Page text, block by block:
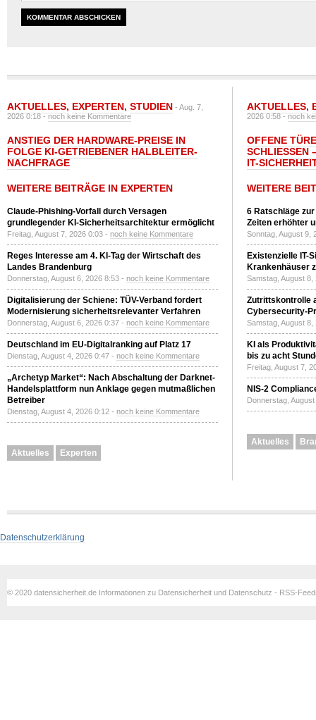
AKTUELLES, EXPERTEN, STUDIEN - Aug. 7,
2026 0:18 -noch keine Kommentare
ANSTIEG DER HARDWARE-PREISE IN
FOLGE KI-GETRIEBENER HALBLEITER-
NACHFRAGE
WEITERE BEITRÄGE IN EXPERTEN
Claude-Phishing-Vorfall durch Versagen
grundlegender KI-Sicherheitsarchitektur ermöglicht
Freitag, August 7, 2026 0:03 - noch keine Kommentare
Reges Interesse am 4. KI-Tag der Wirtschaft des
Landes Brandenburg
Donnerstag, August 6, 2026 8:53 - noch keine Kommentare
Digitalisierung der Schiene: TÜV-Verband fordert
Modernisierung sicherheitsrelevanter Verfahren
Donnerstag, August 6, 2026 0:37 - noch keine Kommentare
Deutschland im EU-Digitalranking auf Platz 17
Dienstag, August 4, 2026 0:47 - noch keine Kommentare
„Archetyp Market“: Nach Abschaltung der Darknet-
Handelsplattform nun Anklage gegen mutmaßlichen
Betreiber
Dienstag, August 4, 2026 0:12 - noch keine Kommentare
Aktuelles Experten
AKTUELLES,
2026 0:58 -noch
OFFENE
SCHLIESSEN
T-
WEITERE
6 Ratschläge
Zeiten erhöhter
Sonntag, August 9,
Existenzielle IT-
Krankenhäuser
Samstag, August
Zutrittskontrolle
Cybersecurity-
Samstag, August
KI als
bis zu acht
Freitag, August 7,
NIS-2
Donnerstag,
Aktuelles
Datenschutzerklärung
© 2020 datensicherheit.de Informationen zu Datensicherheit und Datenschutz - RSS-